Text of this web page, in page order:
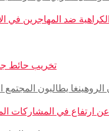
في الاتحاد الأوروبي التاريخ: تشرين الثاني
تخريب حائط جامع
يطالبون المجتمع
في المشاركات المعادية